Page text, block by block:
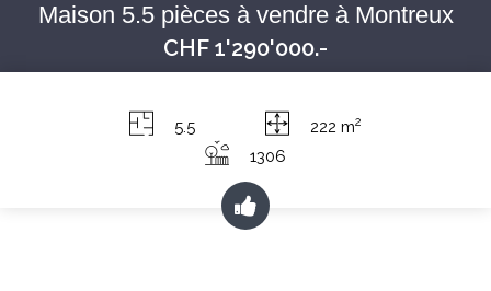
Maison 5.5 pièces à vendre à Montreux
CHF 1'290'000.-
5.5 222 m2
1306